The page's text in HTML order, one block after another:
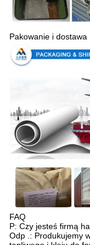
Pakowanie i dostawa
FAQ
P: Czy jesteś firmą
Odp .: Produkujemy